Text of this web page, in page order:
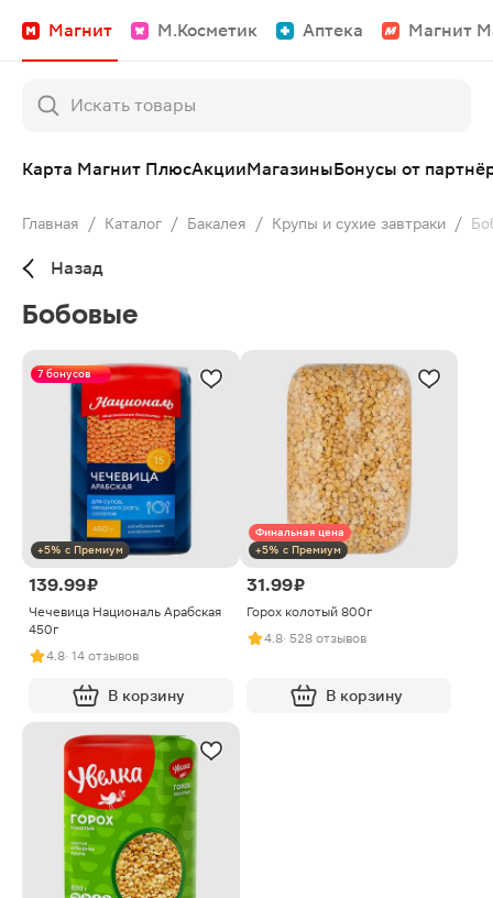
Магнит М.Косметик Аптека Магнит
Карта Магнит ПлюсАкцииМагазиныБонусы от
Главная / Каталог / Бакалея / Крупы и сухие завтраки /
Назад
Бобовые
7 бонусов
+5% с Премиум
139.99 ₽
Чечевица Националь Арабская
450г
4.8· 14 отзывов
В корзину
Финальная цена
+5% с Премиум
31.99 ₽
Горох колотый 800г
4.8· 528 отзывов
В корзину